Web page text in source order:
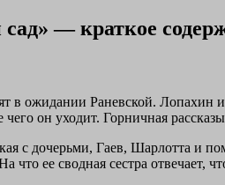
— краткое
в ожидании Раневской. Лопахин и
чего он уходит. Горничная
с дочерьми, Гаев, Шарлотта и
что ее сводная сестра